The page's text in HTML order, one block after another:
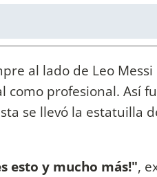
al lado de Leo
como profesional. Así
se llevó la estatuilla
esto y mucho más!",